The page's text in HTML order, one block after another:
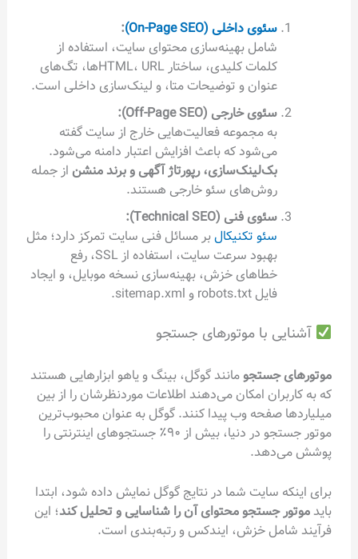
سئوی داخلی (On-Page SEO)
:
شامل بهینه‌سازی محتوای سایت، استفاده از
کلمات کلیدی، ساختار HTML، URLها، تگ‌های
عنوان و توضیحات متا، و لینک‌سازی داخلی است.
سئوی خارجی (Off-Page SEO):
به مجموعه فعالیت‌هایی خارج از سایت گفته
می‌شود که باعث افزایش اعتبار دامنه می‌شود.
بک‌لینک‌سازی، رپورتاژ آگهی و برند منشن از جمله
روش‌های سئو خارجی هستند.
سئوی فنی (Technical SEO):
سئو تکنیکالبر مسائل فنی سایت تمرکز دارد؛ مثل
بهبود سرعت سایت، استفاده از SSL، رفع
خطاهای خزش، بهینه‌سازی نسخه موبایل، و ایجاد
فایل robots.txt و sitemap.xml.
آشنایی با موتورهای جستجو
موتورهای جستجومانند گوگل، بینگ و یاهو ابزارهایی هستند
که به کاربران امکان می‌دهند اطلاعات موردنظرشان را از بین
میلیاردها صفحه وب پیدا کنند. گوگل به عنوان محبوب‌ترین
موتور جستجو در دنیا، بیش از ۹۰٪ جستجوهای اینترنتی را
پوشش می‌دهد.
برای اینکه سایت شما در نتایج گوگل نمایش داده شود، ابتدا
باید موتور جستجو محتوای آن را شناسایی و تحلیل کند؛ این
فرآیند شامل خزش، ایندکس و رتبه‌بندی است.